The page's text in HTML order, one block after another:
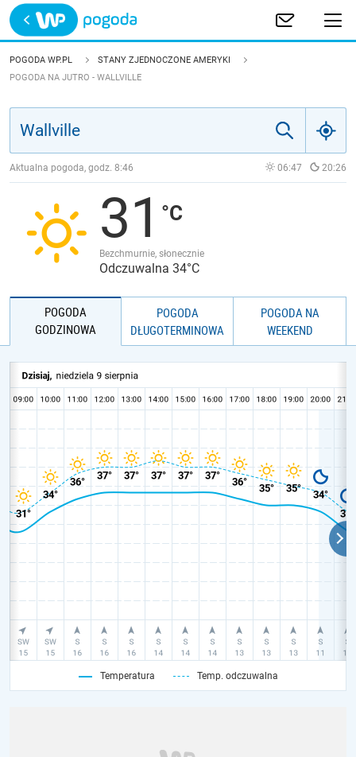
Trwa ładowanie
POLSKA
JAKOŚĆ POWIETRZA
POGODA WP.PL
STANY ZJEDNOCZONE AMERYKI
POGODA NA JUTRO - WALLVILLE
Aktualna pogoda, godz. 8:46 06:47 20:26
31
Bezchmurnie, słonecznie
Odczuwalna 34°C
POGODA
GODZINOWA
POGODA
DŁUGOTERMINOWA
POGODA NA
WEEKEND
Temperatura Temp. odczuwalna